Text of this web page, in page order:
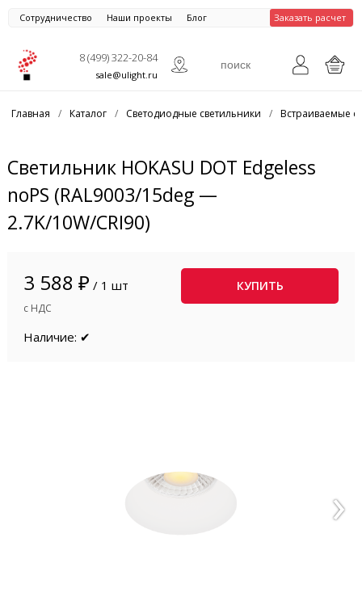
Сотрудничество Наши проекты Блог Заказать расчет
8 (499) 322-20-84
sale@ulight.ru
Главная / Каталог / Светодиодные светильники / Встраиваемые
Светильник HOKASU DOT Edgeless
noPS (RAL9003/15deg —
2.7K/10W/CRI90)
3 588 ₽ / 1 шт
с НДС
КУПИТЬ
Наличие: ✔